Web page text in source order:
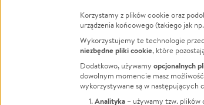
FacebookTwitter Instagram
LinkedInTikTok Youtube
Korzystamy z plików cookie oraz
urządzenia końcowego (takiego jak
Wykorzystujemy te technologie
niezbędne pliki cookie, które
Dodatkowo, używamy opcjonalnych
dowolnym momencie masz
wykorzystywane są w następujących
Analityka – używamy tzw. plików